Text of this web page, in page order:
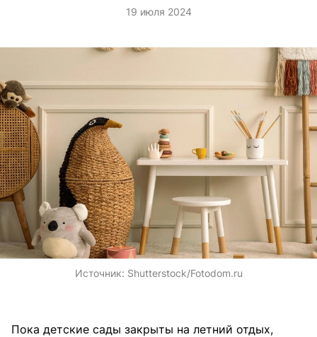
19 июля 2024
Источник: Shutterstock/Fotodom.ru
Пока детские сады закрыты на летний отдых,